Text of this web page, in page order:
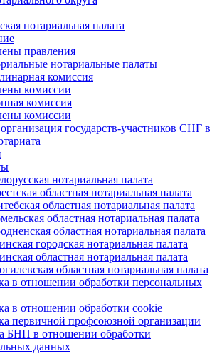
нотариальная палата
правления
нотариальные палаты
комиссия
комиссии
комиссия
комиссии
государств-участников СНГ в
нотариальная палата
областная нотариальная палата
областная нотариальная палата
областная нотариальная палата
областная нотариальная палата
городская нотариальная палата
областная нотариальная палата
областная нотариальная палата
в отношении обработки персональных
в отношении обработки cookie
первичной профсоюзной организации
БНП в отношении обработки
данных